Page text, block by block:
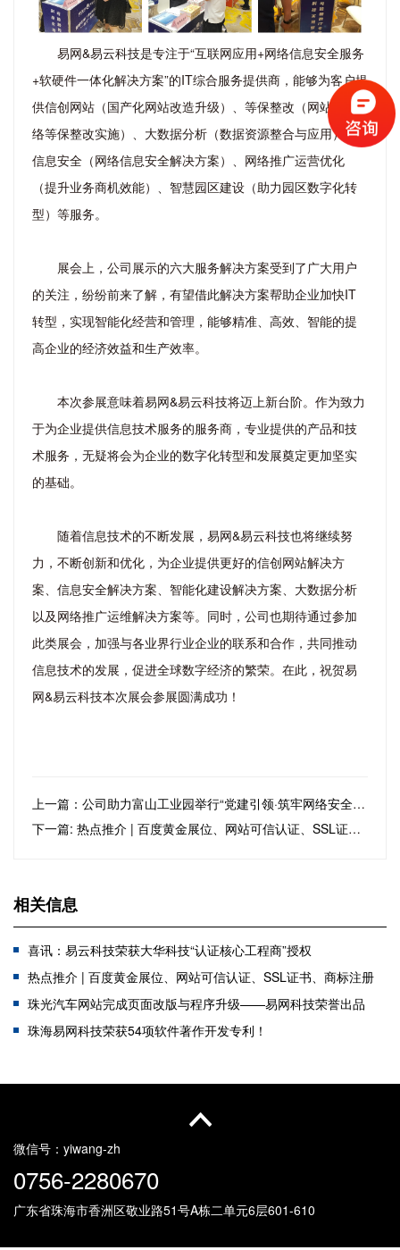
易网&易云科技是专注于“互联网应用+网络信息安全服务
+软硬件一体化解决方案”的IT综合服务提供商，能够为客户提
供信创网站（国产化网站改造升级）、等保整改（网站与网
络等保整改实施）、大数据分析（数据资源整合与应用）、
信息安全（网络信息安全解决方案）、网络推广运营优化
（提升业务商机效能）、智慧园区建设（助力园区数字化转
型）等服务。
展会上，公司展示的六大服务解决方案受到了广大用户
的关注，纷纷前来了解，有望借此解决方案帮助企业加快IT
转型，实现智能化经营和管理，能够精准、高效、智能的提
高企业的经济效益和生产效率。
本次参展意味着易网&易云科技将迈上新台阶。作为致力
于为企业提供信息技术服务的服务商，专业提供的产品和技
术服务，无疑将会为企业的数字化转型和发展奠定更加坚实
的基础。
随着信息技术的不断发展，易网&易云科技也将继续努
力，不断创新和优化，为企业提供更好的信创网站解决方
案、信息安全解决方案、智能化建设解决方案、大数据分析
以及网络推广运维解决方案等。同时，公司也期待通过参加
此类展会，加强与各业界行业企业的联系和合作，共同推动
信息技术的发展，促进全球数字经济的繁荣。在此，祝贺易
网&易云科技本次展会参展圆满成功！
上一篇：公司助力富山工业园举行“党建引领·筑牢网络安全防线”活动取得圆满成功！
下一篇: 热点推介 | 百度黄金展位、网站可信认证、SSL证书、商标注册
相关信息
喜讯：易云科技荣获大华科技“认证核心工程商”授权
热点推介 | 百度黄金展位、网站可信认证、SSL证书、商标注册
珠光汽车网站完成页面改版与程序升级——易网科技荣誉出品
珠海易网科技荣获54项软件著作开发专利！
新起点 新征程｜热烈庆贺公司乔迁新址
珠海保安集团网站完成网页改版及程序升级——易网科技荣誉出品
微信号： yiwang-zh
0756-2280670
广东省珠海市香洲区敬业路51号A栋二单元6层601-610